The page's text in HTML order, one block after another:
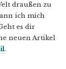
draußen zu
ich mich
es dir
neuen Artikel
.